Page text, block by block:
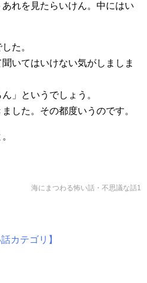
あれを見たらいけん。中にはい
た。
いてはいけない気がしましま
」というでしょう。
した。その都度いうのです。
海にまつわる怖い話・不思議な話1
話カテゴリ】